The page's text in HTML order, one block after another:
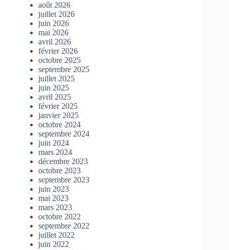
août 2026
juillet 2026
juin 2026
mai 2026
avril 2026
février 2026
octobre 2025
septembre 2025
juillet 2025
juin 2025
avril 2025
février 2025
janvier 2025
octobre 2024
septembre 2024
juin 2024
mars 2024
décembre 2023
octobre 2023
septembre 2023
juin 2023
mai 2023
mars 2023
octobre 2022
septembre 2022
juillet 2022
juin 2022